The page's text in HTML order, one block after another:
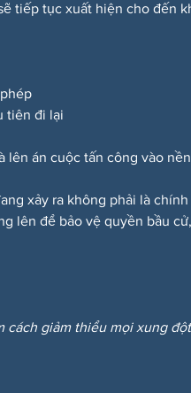
tiếp tục xuất hiện cho đến
tiên đi lại
lên án cuộc tấn công vào
xảy ra không phải là
lên để bảo vệ quyền bầu
giảm thiểu mọi xung